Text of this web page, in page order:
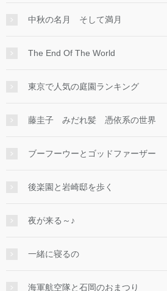
中秋の名月 そして満月
The End Of The World
東京で人気の庭園ランキング
藤圭子 みだれ髪 憑依系の世界
ブーフーウーとゴッドファーザー
後楽園と岩崎邸を歩く
夜が来る～♪
一緒に寝るの
海軍航空隊と石岡のおまつり